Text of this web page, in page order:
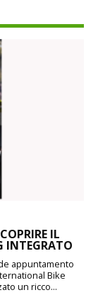
IL
INTEGRATO
appuntamento
Bike
un ricco...